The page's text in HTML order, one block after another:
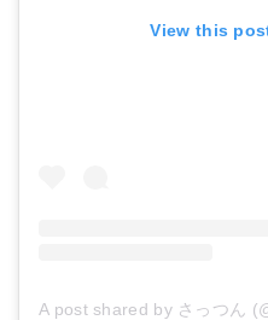
View this
A post shared by さっつん